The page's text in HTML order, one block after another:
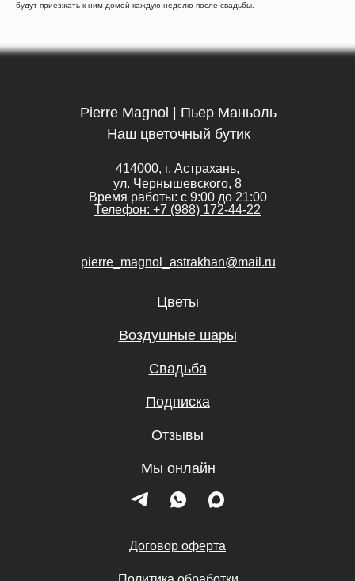
будут приезжать к ним домой каждую неделю после свадьбы.
pierre_magnol_astrakhan@mail.ru
Договор оферта
414000, г. Астрахань,
ул. Чернышевского, 8
Время работы: с 9:00 до 21:00
Телефон: +7 (988) 172-44-22
Подписка
Свадьба
Мы онлайн
Отзывы
Воздушные шары
Цветы
Pierre Magnol | Пьер Маньоль
Наш цветочный бутик